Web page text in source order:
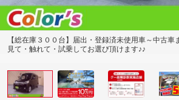
【総在庫３００台】届出・登録済未使用車～中古車
見て・触れて・試乗してお選び頂けます♪♪